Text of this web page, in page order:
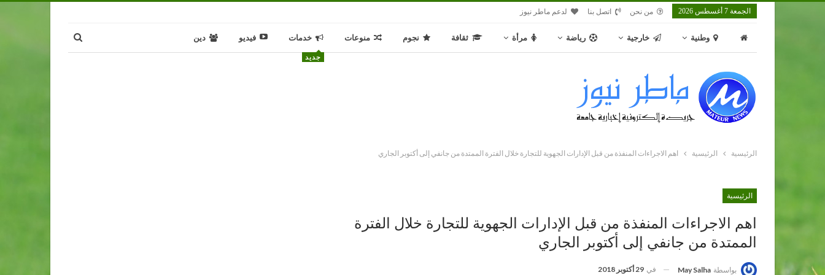
الجمعة 7 أغسطس 2026 من نحن اتصل بنا لدعم ماطر نيوز
وطنية خارجية رياضة مرأة ثقافة نجوم منوعات خدمات
جديد
فيديو دين
الرئيسية الرئيسية اهم الاجراءات المنفذة من قبل الإدارات الجهوية للتجارة خلال الفترة الممتدة من جانفي إلى أكتوبر الجاري
الرئيسية
اهم الاجراءات المنفذة من قبل الإدارات الجهوية للتجارة خلال الفترة
الممتدة من جانفي إلى أكتوبر الجاري
بواسطة May Salha في 29 أكتوبر 2018